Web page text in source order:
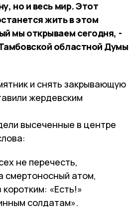
но и весь мир. Этот
жить в этом
мы открываем сегодня, -
областной Думы
и снять закрывающую
жердевским
высеченные в центре
не перечесть,
смертоносный атом,
«Есть!»
солдатам».